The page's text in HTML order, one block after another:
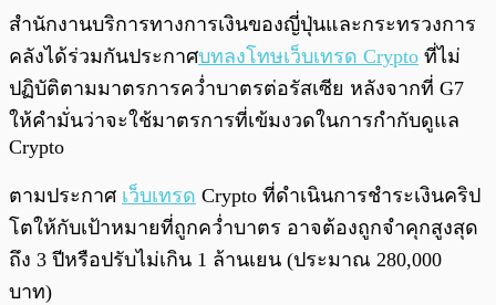
พร้อมเล่น
สำนักงานบริการทางการเงินของญี่ปุ่นและกระทรวงการ
คลังได้ร่วมกันประกาศบทลงโทษเว็บเทรด Crypto ที่ไม่
ปฏิบัติตามมาตรการคว่ำบาตรต่อรัสเซีย หลังจากที่ G7
ให้คำมั่นว่าจะใช้มาตรการที่เข้มงวดในการกำกับดูแล
Crypto
ตามประกาศ เว็บเทรด Crypto ที่ดำเนินการชำระเงินคริป
โตให้กับเป้าหมายที่ถูกคว่ำบาตร อาจต้องถูกจำคุกสูงสุด
ถึง 3 ปีหรือปรับไม่เกิน 1 ล้านเยน (ประมาณ 280,000
บาท)